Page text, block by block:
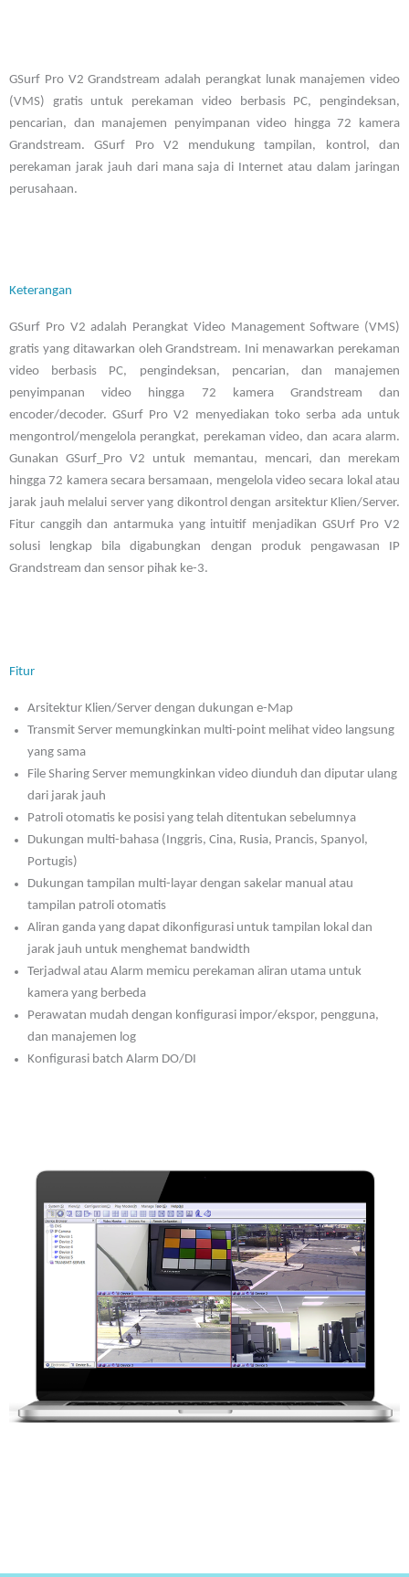
GSurf Pro V2 Grandstream adalah perangkat lunak manajemen video
(VMS) gratis untuk perekaman video berbasis PC, pengindeksan,
pencarian, dan manajemen penyimpanan video hingga 72 kamera
Grandstream. GSurf Pro V2 mendukung tampilan, kontrol, dan
perekaman jarak jauh dari mana saja di Internet atau dalam jaringan
perusahaan.
Keterangan
GSurf Pro V2 adalah Perangkat Video Management Software (VMS)
gratis yang ditawarkan oleh Grandstream. Ini menawarkan perekaman
video berbasis PC, pengindeksan, pencarian, dan manajemen
penyimpanan video hingga 72 kamera Grandstream dan
encoder/decoder. GSurf Pro V2 menyediakan toko serba ada untuk
mengontrol/mengelola perangkat, perekaman video, dan acara alarm.
Gunakan GSurf_Pro V2 untuk memantau, mencari, dan merekam
hingga 72 kamera secara bersamaan, mengelola video secara lokal atau
jarak jauh melalui server yang dikontrol dengan arsitektur Klien/Server.
Fitur canggih dan antarmuka yang intuitif menjadikan GSUrf Pro V2
solusi lengkap bila digabungkan dengan produk pengawasan IP
Grandstream dan sensor pihak ke-3.
Fitur
Arsitektur Klien/Server dengan dukungan e-Map
Transmit Server memungkinkan multi-point melihat video langsung
yang sama
File Sharing Server memungkinkan video diunduh dan diputar ulang
dari jarak jauh
Patroli otomatis ke posisi yang telah ditentukan sebelumnya
Dukungan multi-bahasa (Inggris, Cina, Rusia, Prancis, Spanyol,
Portugis)
Dukungan tampilan multi-layar dengan sakelar manual atau
tampilan patroli otomatis
Aliran ganda yang dapat dikonfigurasi untuk tampilan lokal dan
jarak jauh untuk menghemat bandwidth
Terjadwal atau Alarm memicu perekaman aliran utama untuk
kamera yang berbeda
Perawatan mudah dengan konfigurasi impor/ekspor, pengguna,
dan manajemen log
Konfigurasi batch Alarm DO/DI